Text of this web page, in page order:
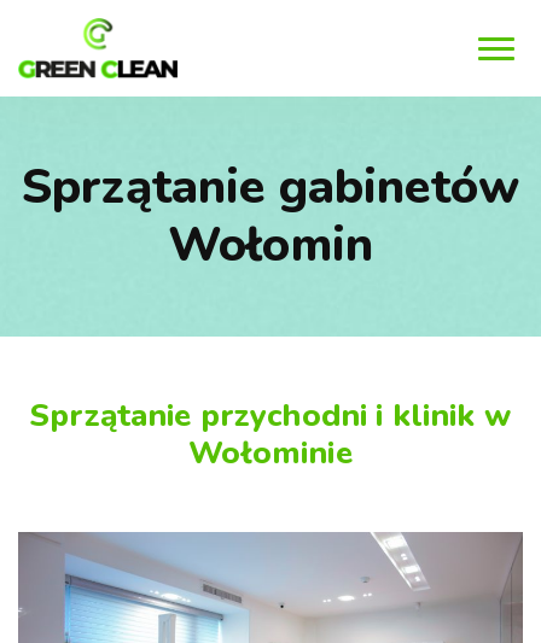
Sprzątanie gabinetów
Wołomin
Sprzątanie przychodni i klinik w
Wołominie